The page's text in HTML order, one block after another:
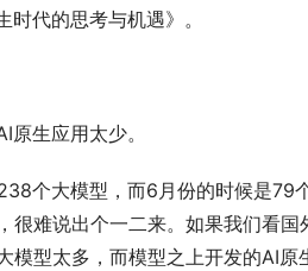
代的思考与机遇》。
生应用太少。
个大模型，而6月份的时候是79
很难说出个一二来。如果我们看
模型太多，而模型之上开发的AI原